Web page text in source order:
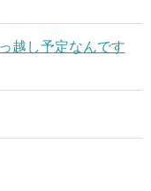
越し予定なんです